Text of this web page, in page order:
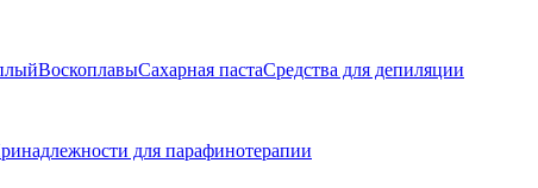
ВоскоплавыСахарная пастаСредства для депиляции
для парафинотерапии